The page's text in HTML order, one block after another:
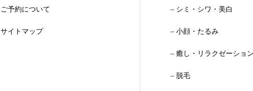
ご予約について
サイトマップ
– シミ・シワ・美白
– 小顔・たるみ
– 癒し・リラクゼーション
– 脱毛